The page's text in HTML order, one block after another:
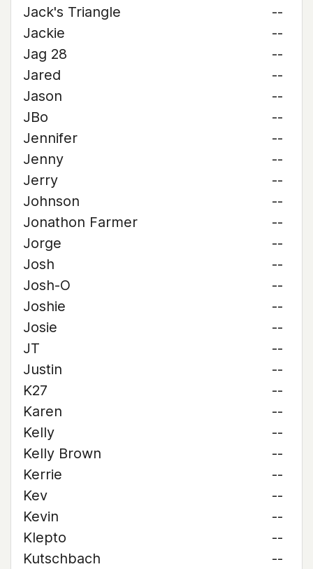
Jack's Triangle
--
Jackie
--
Jag 28
--
Jared
--
Jason
--
JBo
--
Jennifer
--
Jenny
--
Jerry
--
Johnson
--
Jonathon Farmer
--
Jorge
--
Josh
--
Josh-O
--
Joshie
--
Josie
--
JT
--
Justin
--
K27
--
Karen
--
Kelly
--
Kelly Brown
--
Kerrie
--
Kev
--
Kevin
--
Klepto
--
Kutschbach
--